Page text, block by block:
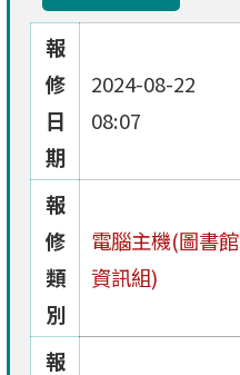
報
修
日
期
2024-08-22
08:07
報
修
類
別
電腦主機(圖書館
資訊組)
報